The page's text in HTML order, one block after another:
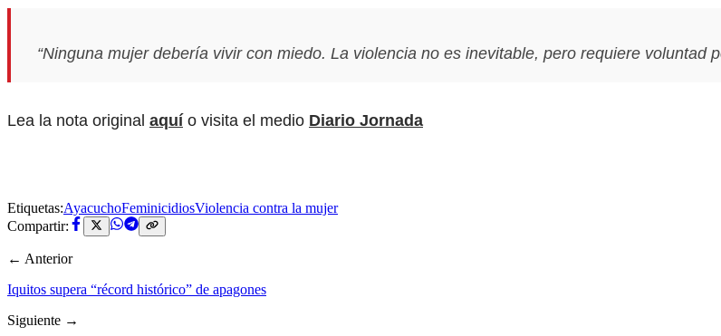
“Ninguna mujer debería vivir con miedo. La violencia no es inevitable, pero requiere voluntad
Lea la nota original aquío visita el medio Diario Jornada
Etiquetas:AyacuchoFeminicidiosViolencia contra la mujer
Compartir:
← Anterior
Iquitos supera “récord histórico” de apagones
Siguiente →